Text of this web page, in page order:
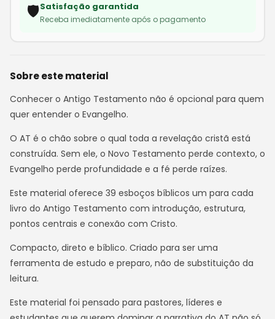
🛡️Satisfação garantida
Receba imediatamente após o pagamento
Sobre este material
Conhecer o Antigo Testamento não é opcional para quem
quer entender o Evangelho.
O AT é o chão sobre o qual toda a revelação cristã está
construída. Sem ele, o Novo Testamento perde contexto, o
Evangelho perde profundidade e a fé perde raízes.
Este material oferece 39 esboços bíblicos um para cada
livro do Antigo Testamento com introdução, estrutura,
pontos centrais e conexão com Cristo.
Compacto, direto e bíblico. Criado para ser uma
ferramenta de estudo e preparo, não de substituição da
leitura.
Este material foi pensado para pastores, líderes e